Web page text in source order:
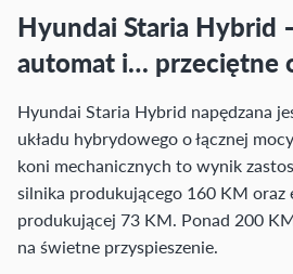
Hyundai Staria Hybrid
automat i… przeciętne
Hyundai Staria Hybrid napędzana
układu hybrydowego o łącznej
koni mechanicznych to wynik
silnika produkującego 160 KM
produkującej 73 KM. Ponad 200
na świetne przyspieszenie.